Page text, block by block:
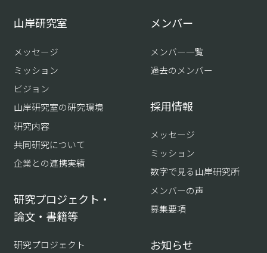
山岸研究室
メッセージ
ミッション
ビジョン
山岸研究室の研究環境
研究内容
共同研究について
企業との連携実績
研究プロジェクト・
論文・書籍等
研究プロジェクト
メンバー
メンバー一覧
過去のメンバー
採用情報
メッセージ
ミッション
数字で見る山岸研究所
メンバーの声
募集要項
お知らせ